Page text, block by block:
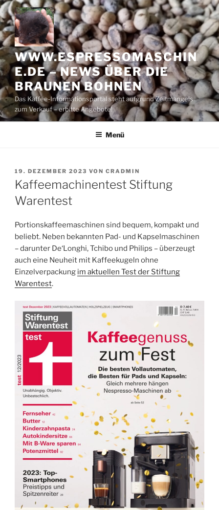
Zum
Inhalt
springen
WWW.ESPRESSOMASCHIN
E.DE – NEWS ÜBER DIE
BRAUNEN BOHNEN
Das Kaffee-Informationsportal steht aufgrund Zeitmangels
zum Verkauf – erbitte Angebote!
Menü
VERÖFFENTLICHT
AM
19. DEZEMBER 2023 VON CRADMIN
Kaffeemachinentest Stiftung
Warentest
Portionskaffeemaschinen sind bequem, kompakt und
beliebt. Neben bekannten Pad- und Kapselmaschinen
– darunter De‘Longhi, Tchibo und Philips – überzeugt
auch eine Neuheit mit Kaffeekugeln ohne
Einzelverpackung im aktuellen Test der Stiftung
Warentest.